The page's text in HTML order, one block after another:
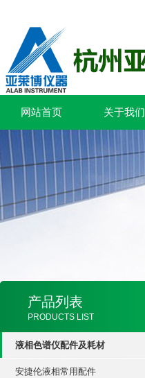
网站首页 关于我们
产品列表
PRODUCTS LIST
液相色谱仪配件及耗材
安捷伦液相常用配件